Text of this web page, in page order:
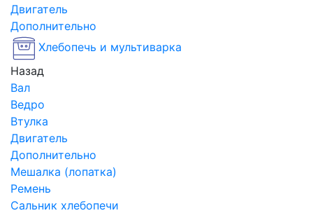
Двигатель
Дополнительно
Хлебопечь и мультиварка
Назад
Вал
Ведро
Втулка
Двигатель
Дополнительно
Мешалка (лопатка)
Ремень
Сальник хлебопечи